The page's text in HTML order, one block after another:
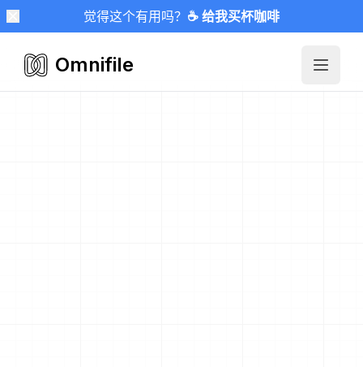
觉得这个有用吗？ ☕ 给我买杯咖啡
Omnifile